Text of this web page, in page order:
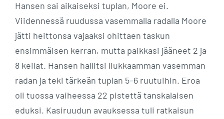
Hansen sai aikaiseksi tuplan, Moore ei.
Viidennessä ruudussa vasemmalla radalla Moore
jätti heittonsa vajaaksi ohittaen taskun
ensimmäisen kerran, mutta paikkasi jääneet 2 ja
8 keilat. Hansen hallitsi liukkaamman vasemman
radan ja teki tärkeän tuplan 5–6 ruutuihin. Eroa
oli tuossa vaiheessa 22 pistettä tanskalaisen
eduksi. Kasiruudun avauksessa tuli ratkaisun